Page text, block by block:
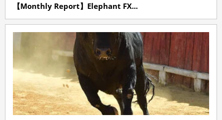
【Monthly Report】Elephant FX...